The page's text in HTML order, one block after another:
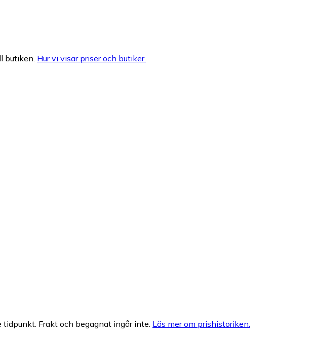
butiken. Hur vi visar priser och butiker.
Frakt och begagnat ingår inte. Läs mer om prishistoriken.